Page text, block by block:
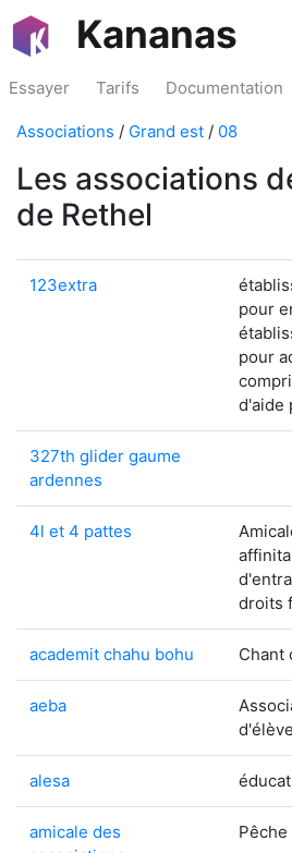
Kananas
Essayer Tarifs Documentation
Associations / Grand est / 08
Les associations
de Rethel
123extra
pour
pour
d'aide
327th glider gaume
ardennes
4l et 4 pattes
droits
academit chahu bohu Chant
aeba
alesa
amicale des
Pêche